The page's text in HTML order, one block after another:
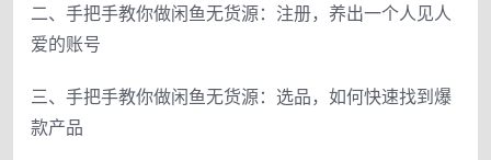
二、手把手教你做闲鱼无货源：注册，养出一个人见人
爱的账号
三、手把手教你做闲鱼无货源：选品，如何快速找到爆
款产品